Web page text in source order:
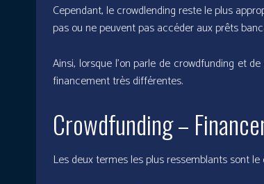
Cependant, le crowdlending reste le plus
pas ou ne peuvent pas accéder aux prêts
Ainsi, lorsque l’on parle de crowdfunding et
financement très différentes.
Crowdfunding –
Les deux termes les plus ressemblants sont